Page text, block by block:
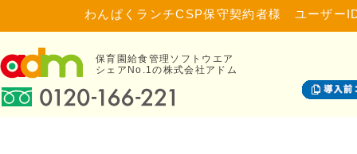
わんぱくランチCSP保守契約者様 ユーザー
保育園給食管理ソフトウエア
シェアNo.1の株式会社アドム